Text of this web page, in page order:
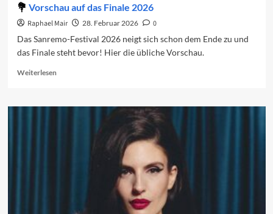
Vorschau auf das Finale 2026
Raphael Mair 28. Februar 2026
0
Das Sanremo-Festival 2026 neigt sich schon dem Ende zu und
das Finale steht bevor! Hier die übliche Vorschau.
WeiterlesenRead
Vorschau